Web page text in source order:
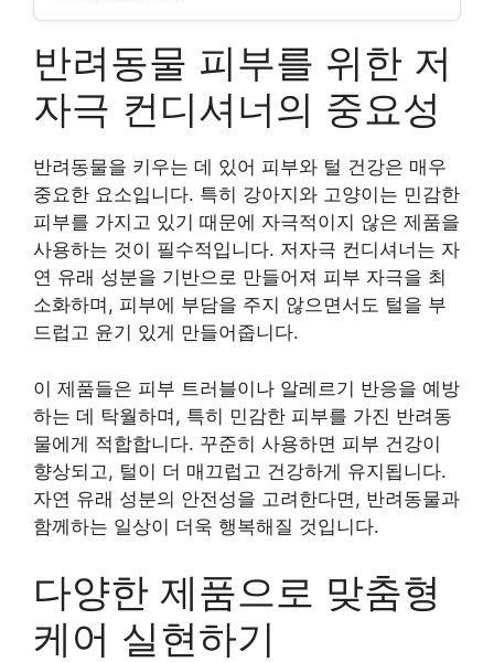
반려동물 피부를 위한 저
자극 컨디셔너의 중요성
반려동물을 키우는 데 있어 피부와 털 건강은 매우
중요한 요소입니다. 특히 강아지와 고양이는 민감한
피부를 가지고 있기 때문에 자극적이지 않은 제품을
사용하는 것이 필수적입니다. 저자극 컨디셔너는 자
연 유래 성분을 기반으로 만들어져 피부 자극을 최
소화하며, 피부에 부담을 주지 않으면서도 털을 부
드럽고 윤기 있게 만들어줍니다.
이 제품들은 피부 트러블이나 알레르기 반응을 예방
하는 데 탁월하며, 특히 민감한 피부를 가진 반려동
물에게 적합합니다. 꾸준히 사용하면 피부 건강이
향상되고, 털이 더 매끄럽고 건강하게 유지됩니다.
자연 유래 성분의 안전성을 고려한다면, 반려동물과
함께하는 일상이 더욱 행복해질 것입니다.
다양한 제품으로 맞춤형
케어 실현하기